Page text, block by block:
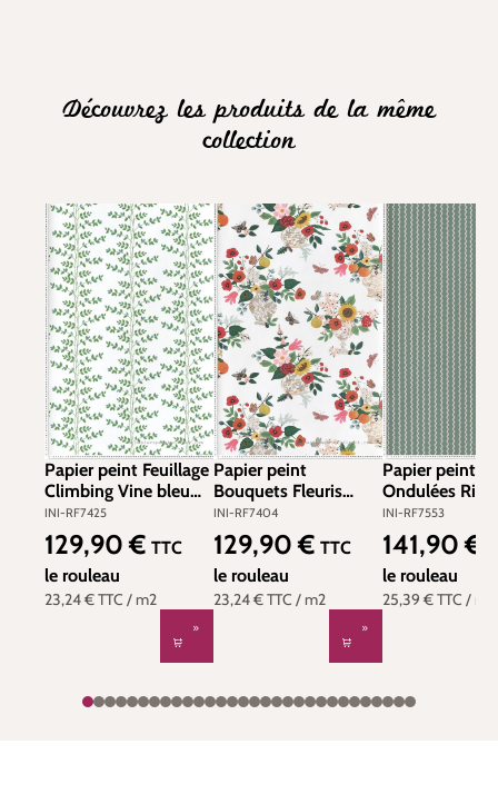
Découvrez les produits de la même
collection
Papier peint Feuillage
Climbing Vine bleu
blanc - Rifle Paper
Co. 3 de York
(Initiales) | Réf. INI-
RF7425
INI-RF7425
23,24 €TTC / m2
Prix régulier :
129,90 € TTC
le rouleau
Papier peint
Bouquets Fleuris
Studies rouge
multicouleurs - Rifle
Paper Co. 3 de York
(Initiales) | Réf. INI-
RF7404
INI-RF7404
23,24 €TTC / m2
Prix régulier :
129,90 € TTC
le rouleau
Papier peint
Ondulées
vert beige -
Paper Co. 3
(Initiales) |
RF7553
INI-RF7553
25,39 €TTC / m2
Prix régulier :
141,90 €
le rouleau